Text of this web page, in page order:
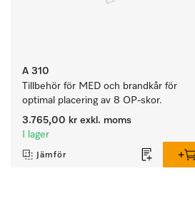
A 310
Tillbehör för MED och brandkår för
optimal placering av 8 OP-skor.
3.765,00 kr exkl. moms
I lager
Jämför